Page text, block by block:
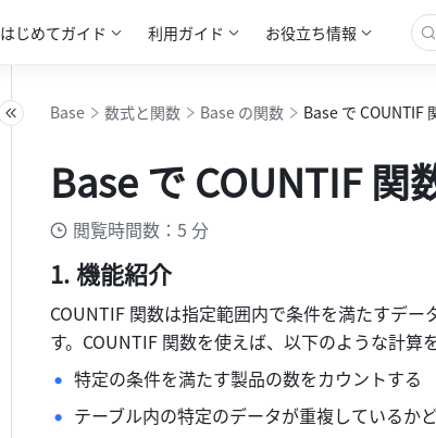
はじめてガイド 利用ガイド お役立ち情報
Base 数式と関数 Base の関数 Base で COUNTIF
Base で COUNTIF 関
閲覧時間数：5 分
機能紹介
COUNTIF 関数は指定範囲内で条件を満たすデ
す。COUNTIF 関数を使えば、以下のような計算
特定の条件を満たす製品の数をカウントする
テーブル内の特定のデータが重複しているか